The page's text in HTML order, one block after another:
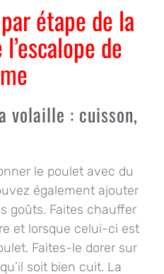
étape de la
de
volaille : cuisson,
le poulet avec du
également ajouter
goûts. Faites chauffer
et lorsque celui-ci est
Faites-le dorer sur
soit bien cuit. La